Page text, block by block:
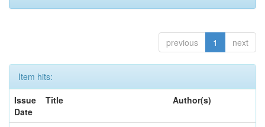
previous 1 next
Item hits:
Issue
Date
Title Author(s)